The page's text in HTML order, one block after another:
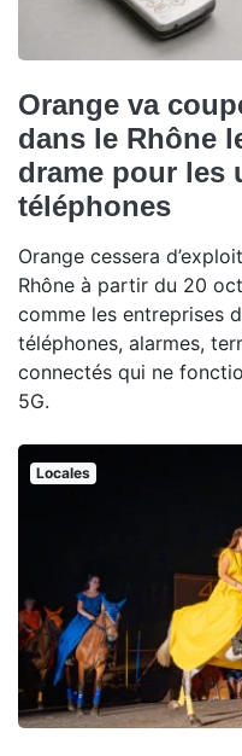
Orange va
dans le Rhône
drame pour les
téléphones
Orange cessera
Rhône à partir du 20
comme les entreprises
téléphones, alarmes,
connectés qui ne
5G.
Locales